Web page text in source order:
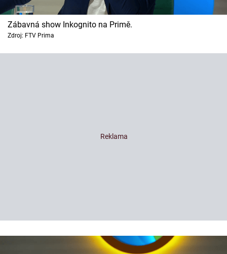
Zábavná show Inkognito na Primě.
Zdroj: FTV Prima